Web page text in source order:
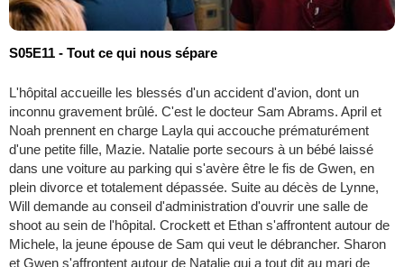
S05E11 - Tout ce qui nous sépare
L'hôpital accueille les blessés d'un accident d'avion, dont un
inconnu gravement brûlé. C'est le docteur Sam Abrams. April et
Noah prennent en charge Layla qui accouche prématurément
d'une petite fille, Mazie. Natalie porte secours à un bébé laissé
dans une voiture au parking qui s'avère être le fis de Gwen, en
plein divorce et totalement dépassée. Suite au décès de Lynne,
Will demande au conseil d'administration d'ouvrir une salle de
shoot au sein de l'hôpital. Crockett et Ethan s'affrontent autour de
Michele, la jeune épouse de Sam qui veut le débrancher. Sharon
et Gwen s'affrontent autour de Natalie qui a tout dit au mari de